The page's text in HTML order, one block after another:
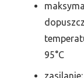
95°C